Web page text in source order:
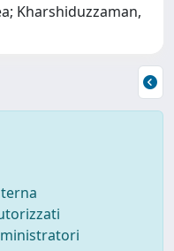
Kharshiduzzaman,